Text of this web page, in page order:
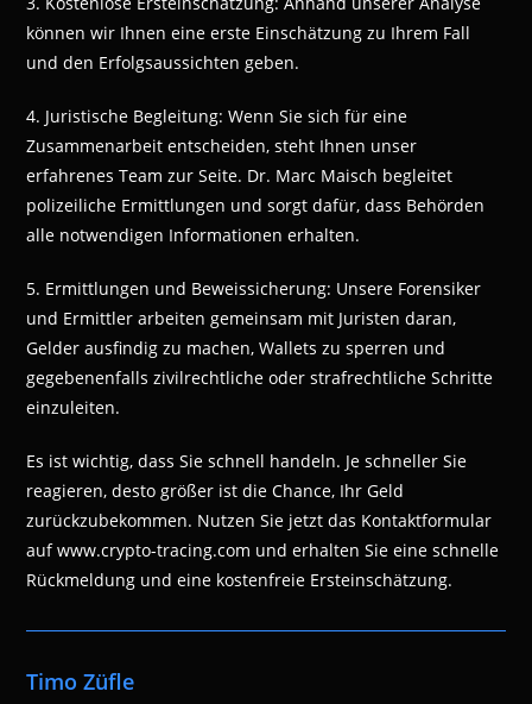
können wir Ihnen eine erste Einschätzung zu Ihrem Fall
und den Erfolgsaussichten geben.
4. Juristische Begleitung: Wenn Sie sich für eine
Zusammenarbeit entscheiden, steht Ihnen unser
erfahrenes Team zur Seite. Dr. Marc Maisch begleitet
polizeiliche Ermittlungen und sorgt dafür, dass Behörden
alle notwendigen Informationen erhalten.
5. Ermittlungen und Beweissicherung: Unsere Forensiker
und Ermittler arbeiten gemeinsam mit Juristen daran,
Gelder ausfindig zu machen, Wallets zu sperren und
gegebenenfalls zivilrechtliche oder strafrechtliche Schritte
einzuleiten.
Es ist wichtig, dass Sie schnell handeln. Je schneller Sie
reagieren, desto größer ist die Chance, Ihr Geld
zurückzubekommen. Nutzen Sie jetzt das Kontaktformular
auf www.crypto-tracing.com und erhalten Sie eine schnelle
Rückmeldung und eine kostenfreie Ersteinschätzung.
Timo Züfle